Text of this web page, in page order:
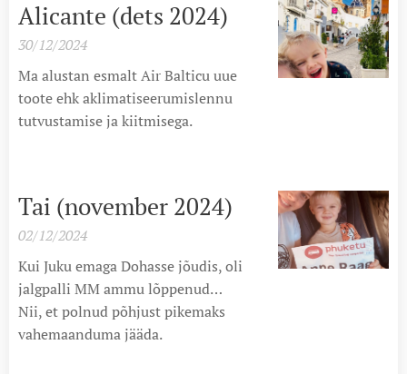
Alicante (dets 2024)
30/12/2024
Ma alustan esmalt Air Balticu uue
toote ehk aklimatiseerumislennu
tutvustamise ja kiitmisega.
Tai (november 2024)
02/12/2024
Kui Juku emaga Dohasse jõudis, oli
jalgpalli MM ammu lõppenud…
Nii, et polnud põhjust pikemaks
vahemaanduma jääda.